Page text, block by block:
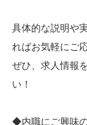
具体的な説明や
ればお気軽にご
ぜひ、求人情報
い！
◆内職にご興味